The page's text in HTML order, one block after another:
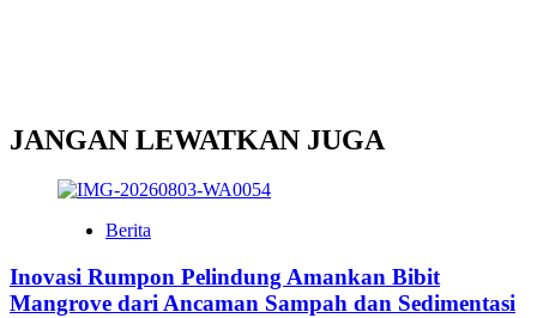
JANGAN LEWATKAN JUGA
Berita
Inovasi Rumpon Pelindung Amankan Bibit
Mangrove dari Ancaman Sampah dan Sedimentasi